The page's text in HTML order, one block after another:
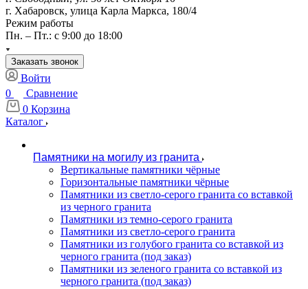
г. Хабаровск, улица Карла Маркса, 180/4
Режим работы
Пн. – Пт.: с 9:00 до 18:00
Заказать звонок
Войти
0
Сравнение
0 Корзина
Каталог
Памятники на могилу из гранита
Вертикальные памятники чёрные
Горизонтальные памятники чёрные
Памятники из светло-серого гранита со вставкой
из черного гранита
Памятники из темно-серого гранита
Памятники из светло-серого гранита
Памятники из голубого гранита со вставкой из
черного гранита (под заказ)
Памятники из зеленого гранита со вставкой из
черного гранита (под заказ)